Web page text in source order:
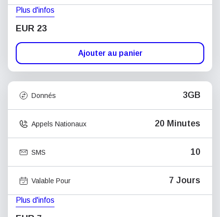
Plus d'infos
EUR 23
Ajouter au panier
Donnés 3GB
Appels Nationaux 20 Minutes
SMS 10
Valable Pour 7 Jours
Plus d'infos